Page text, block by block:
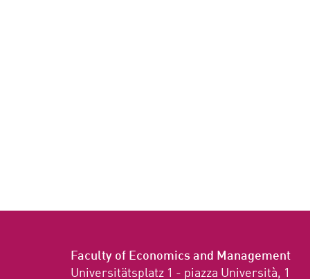
Faculty of Economics and Management
Universitätsplatz 1 - piazza Università, 1